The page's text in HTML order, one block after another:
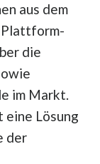
aus dem
Plattform-
die
im Markt.
Lösung
der